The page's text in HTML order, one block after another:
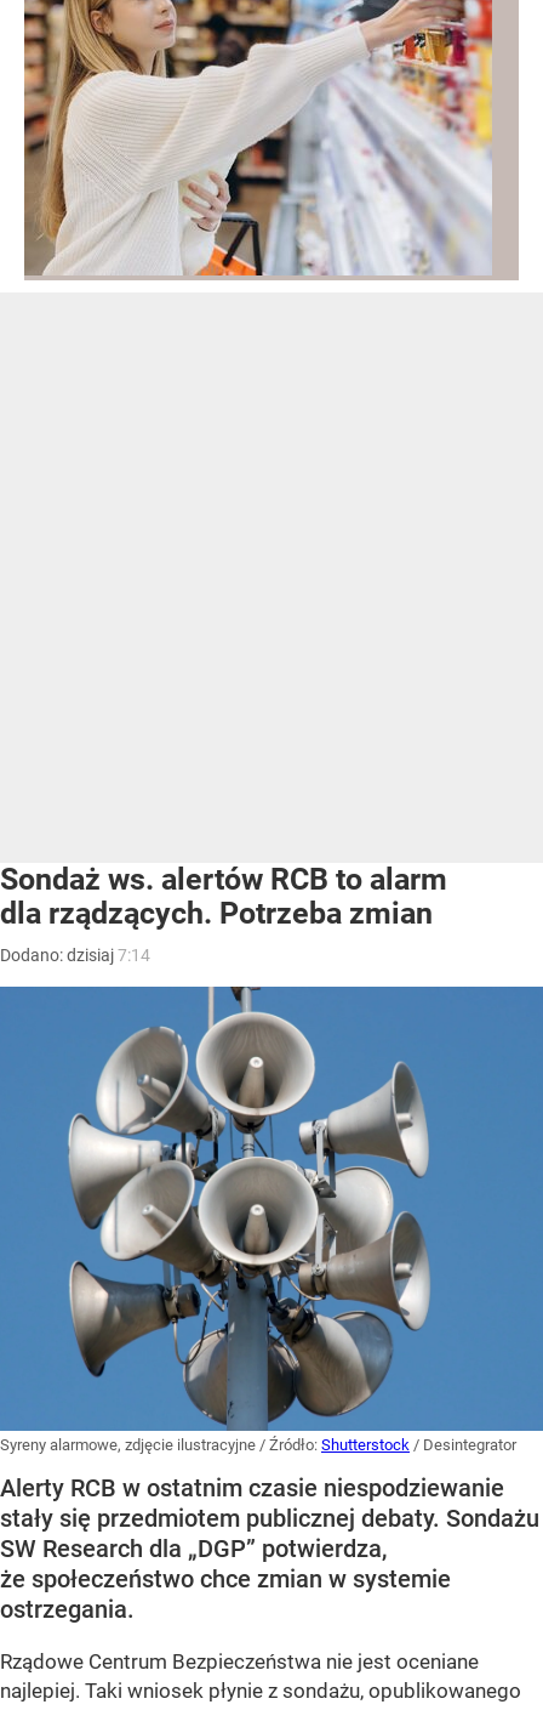
Sondaż ws. alertów RCB to alarm
dla rządzących. Potrzeba zmian
Dodano:dzisiaj7:14
Syreny alarmowe, zdjęcie ilustracyjne / Źródło: Shutterstock / Desintegrator
Alerty RCB w ostatnim czasie niespodziewanie
stały się przedmiotem publicznej debaty. Sondażu
SW Research dla „DGP” potwierdza,
że społeczeństwo chce zmian w systemie
ostrzegania.
Rządowe Centrum Bezpieczeństwa nie jest oceniane
najlepiej. Taki wniosek płynie z sondażu, opublikowanego